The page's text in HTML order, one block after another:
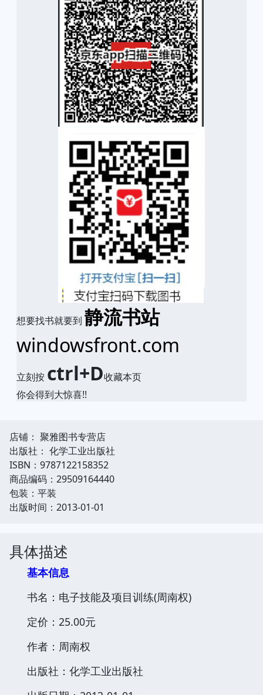
想要找书就要到 静流书站
windowsfront.com
立刻按 ctrl+D收藏本页
你会得到大惊喜!!
店铺： 聚雅图书专营店
出版社： 化学工业出版社
ISBN：9787122158352
商品编码：29509164440
包装：平装
出版时间：2013-01-01
具体描述
基本信息
书名：电子技能及项目训练(周南权)
定价：25.00元
作者：周南权
出版社：化学工业出版社